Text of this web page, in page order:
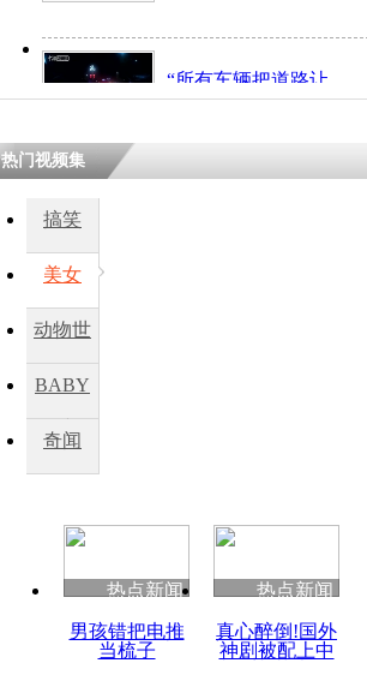
“所有车辆把道路让
开！”儿童突发疾病交
四川兴文苗乡上万人欢
度苗族花山节
热门视频集
搞笑
美女
动物世
BABY
秀
奇闻
热点新闻
男孩错把电推
当梳子
热点新闻
真心醉倒!国外
神剧被配上中